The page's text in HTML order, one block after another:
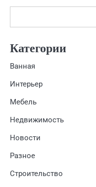
Категории
Ванная
Интерьер
Мебель
Недвижимость
Новости
Разное
Строительство